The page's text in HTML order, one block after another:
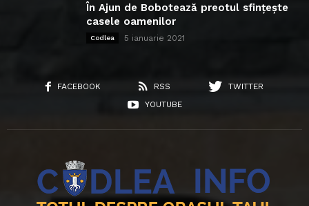
În Ajun de Bobotează preotul sfințește
casele oamenilor
Codlea 5 ianuarie 2021
FACEBOOK RSS
TWITTER
YOUTUBE